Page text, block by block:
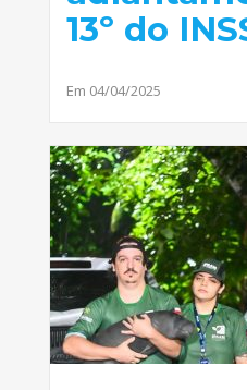
13º do
Em 04/04/2025